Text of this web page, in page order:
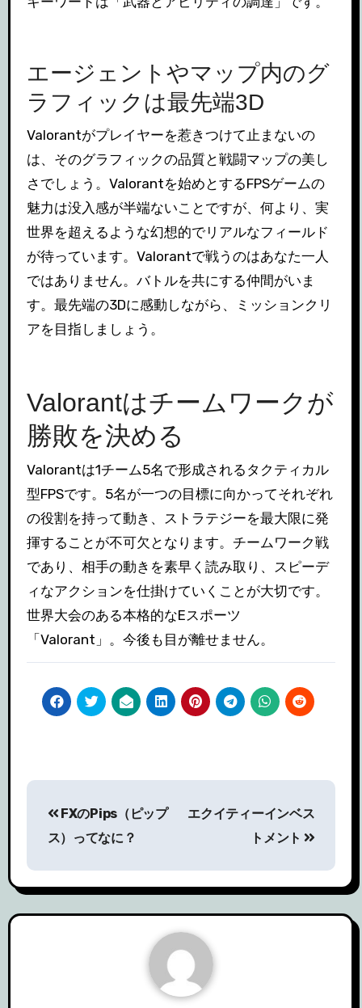
エージェントやマップ内のグ
ラフィックは最先端3D
Valorantがプレイヤーを惹きつけて止まないの
は、そのグラフィックの品質と戦闘マップの美し
さでしょう。Valorantを始めとするFPSゲームの
魅力は没入感が半端ないことですが、何より、実
世界を超えるような幻想的でリアルなフィールド
が待っています。Valorantで戦うのはあなた一人
ではありません。バトルを共にする仲間がいま
す。最先端の3Dに感動しながら、ミッションクリ
アを目指しましょう。
Valorantはチームワークが
勝敗を決める
Valorantは1チーム5名で形成されるタクティカル
型FPSです。5名が一つの目標に向かってそれぞれ
の役割を持って動き、ストラテジーを最大限に発
揮することが不可欠となります。チームワーク戦
であり、相手の動きを素早く読み取り、スピーデ
ィなアクションを仕掛けていくことが大切です。
世界大会のある本格的なEスポーツ
「Valorant」。今後も目が離せません。
稿
ナ
ビ
FXのPips（ピップ
ス）ってなに？
エクイティーインベス
トメント